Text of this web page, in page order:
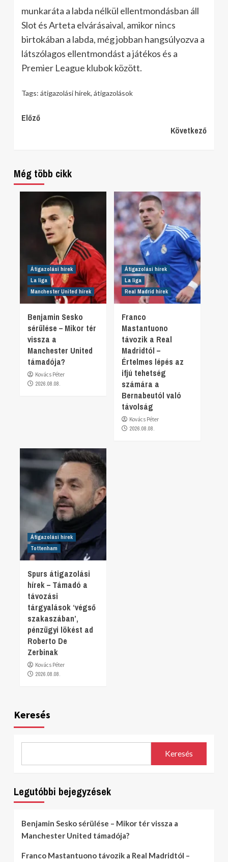
munkaráta a labda nélkül ellentmondásban áll
Slot és Arteta elvárásaival, amikor nincs
birtokában a labda, még jobban hangsúlyozva a
látszólagos ellentmondást a játékos és a
Premier League klubok között.
Tags: átigazolási hírek, átigazolások
Continue
Előző
Következő
Még több cikk
Átigazolási hírek
La liga
Manchester United hírek
Benjamin Sesko
sérülése – Mikor tér
vissza a
Manchester United
támadója?
Kovács Péter
2026.08.08.
Átigazolási hírek
La liga
Real Madrid hírek
Franco
Mastantuono
távozik a Real
Madridtól –
Értelmes lépés az
ifjú tehetség
számára a
Bernabeutól való
távolság
Kovács Péter
2026.08.08.
Átigazolási hírek
Tottenham
Spurs átigazolási
hírek – Támadó a
távozási
tárgyalások ‘végső
szakaszában’,
pénzügyi lökést ad
Roberto De
Zerbinak
Kovács Péter
2026.08.08.
Keresés
Keresés
Legutóbbi bejegyzések
Benjamin Sesko sérülése – Mikor tér vissza a
Manchester United támadója?
Franco Mastantuono távozik a Real Madridtól –